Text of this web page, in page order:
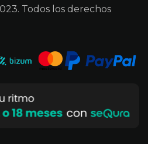
Todos los derechos